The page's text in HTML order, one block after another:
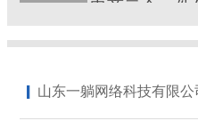
山东一躺网络科技有限